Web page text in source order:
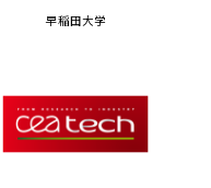
早稲田大学